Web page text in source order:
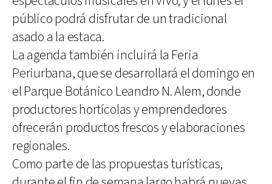
público podrá disfrutar de un tradicional
asado a la estaca.
La agenda también incluirá la Feria
Periurbana, que se desarrollará el domingo en
el Parque Botánico Leandro N. Alem, donde
productores hortícolas y emprendedores
ofrecerán productos frescos y elaboraciones
regionales.
Como parte de las propuestas turísticas,